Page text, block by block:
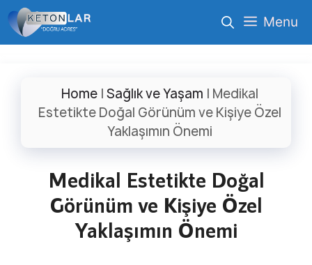
İçeriğe
atla
Menu
Home| Sağlık ve Yaşam | Medikal
Estetikte Doğal Görünüm ve Kişiye Özel
Yaklaşımın Önemi
Medikal Estetikte Doğal
Görünüm ve Kişiye Özel
Yaklaşımın Önemi